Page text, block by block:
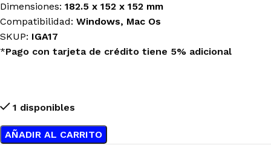
Dimensiones: 182.5 x 152 x 152 mm
Compatibilidad: Windows, Mac Os
SKUP: IGA17
*Pago con tarjeta de crédito tiene 5% adicional
1 disponibles
AÑADIR AL CARRITO